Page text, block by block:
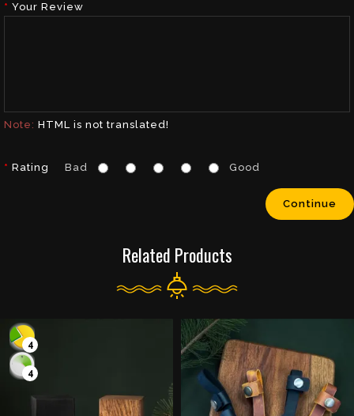
Your Review
Note: HTML is not translated!
Rating Bad Good
Continue
Related Products
4
4